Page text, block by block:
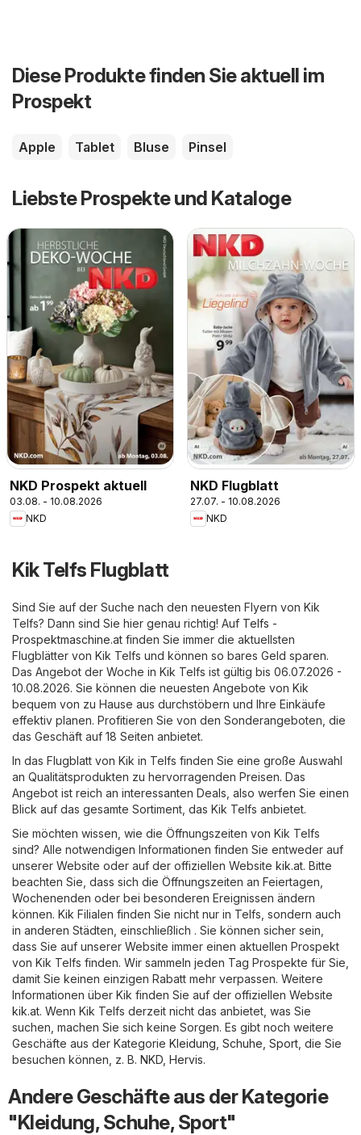
Diese Produkte finden Sie aktuell im
Prospekt
Apple Tablet Bluse Pinsel
Liebste Prospekte und Kataloge
NKD Prospekt aktuell
03.08. - 10.08.2026
NKD
NKD Flugblatt
27.07. - 10.08.2026
NKD
Kik Telfs Flugblatt
Sind Sie auf der Suche nach den neuesten Flyern von Kik
Telfs? Dann sind Sie hier genau richtig! Auf Telfs -
Prospektmaschine.at finden Sie immer die aktuellsten
Flugblätter von Kik Telfs und können so bares Geld sparen.
Das Angebot der Woche in Kik Telfs ist gültig bis 06.07.2026 -
10.08.2026. Sie können die neuesten Angebote von Kik
bequem von zu Hause aus durchstöbern und Ihre Einkäufe
effektiv planen. Profitieren Sie von den Sonderangeboten, die
das Geschäft auf 18 Seiten anbietet.
In das Flugblatt von Kik in Telfs finden Sie eine große Auswahl
an Qualitätsprodukten zu hervorragenden Preisen. Das
Angebot ist reich an interessanten Deals, also werfen Sie einen
Blick auf das gesamte Sortiment, das Kik Telfs anbietet.
Sie möchten wissen, wie die Öffnungszeiten von Kik Telfs
sind? Alle notwendigen Informationen finden Sie entweder auf
unserer Website oder auf der offiziellen Website kik.at. Bitte
beachten Sie, dass sich die Öffnungszeiten an Feiertagen,
Wochenenden oder bei besonderen Ereignissen ändern
können. Kik Filialen finden Sie nicht nur in Telfs, sondern auch
in anderen Städten, einschließlich . Sie können sicher sein,
dass Sie auf unserer Website immer einen aktuellen Prospekt
von Kik Telfs finden. Wir sammeln jeden Tag Prospekte für Sie,
damit Sie keinen einzigen Rabatt mehr verpassen. Weitere
Informationen über Kik finden Sie auf der offiziellen Website
kik.at. Wenn Kik Telfs derzeit nicht das anbietet, was Sie
suchen, machen Sie sich keine Sorgen. Es gibt noch weitere
Geschäfte aus der Kategorie Kleidung, Schuhe, Sport , die Sie
besuchen können, z. B. NKD Hervis.
Andere Geschäfte aus der Kategorie
"Kleidung, Schuhe, Sport"